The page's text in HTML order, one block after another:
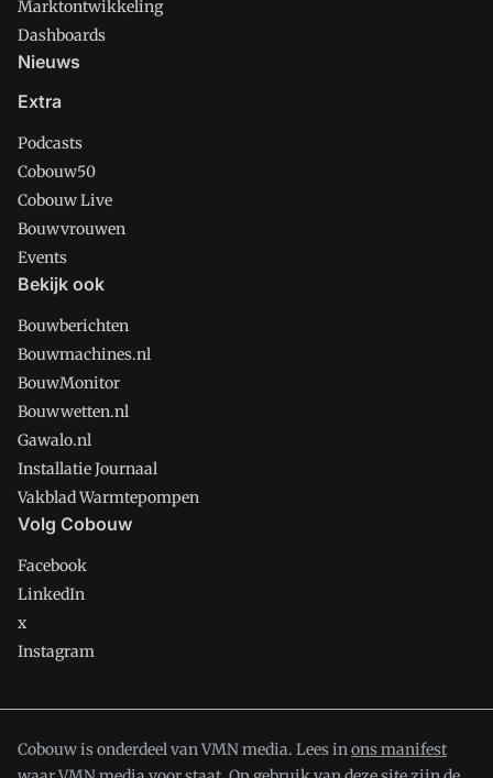
Marktontwikkeling
Dashboards
Nieuws
Extra
Podcasts
Cobouw50
Cobouw Live
Bouwvrouwen
Events
Bekijk ook
Bouwberichten
Bouwmachines.nl
BouwMonitor
Bouwwetten.nl
Gawalo.nl
Installatie Journaal
Vakblad Warmtepompen
Volg Cobouw
Facebook
LinkedIn
x
Instagram
Cobouw is onderdeel van VMN media. Lees inons manifest